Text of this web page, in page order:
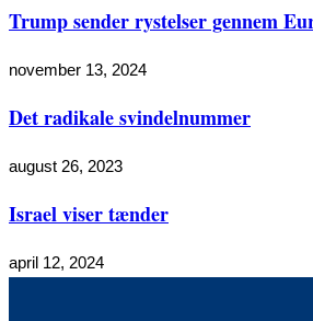
Trump sender rystelser gennem
november 13, 2024
Det radikale svindelnummer
august 26, 2023
Israel viser tænder
april 12, 2024